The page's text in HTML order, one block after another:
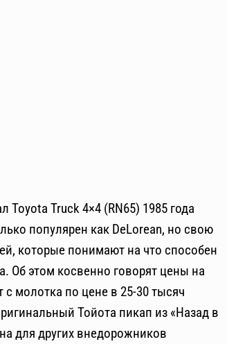
Truck 4×4 (RN65) 1985 года
популярен как DeLorean, но свою
которые понимают на что способен
Об этом косвенно говорят цены на
молотка по цене в 25-30 тысяч
Тойота пикап из «Назад в
для других внедорожников